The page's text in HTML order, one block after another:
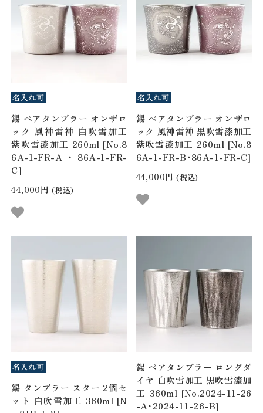
錫 ペアタンブラー オンザロ
ック 風神雷神 白吹雪加工
紫吹雪漆加工 260ml [No.8
6A-1-FR-A・86A-1-FR-
C]
44,000円 (税込)
錫 ペアタンブラー オンザロ
ック 風神雷神 黒吹雪漆加工
紫吹雪漆加工 260ml [No.8
6A-1-FR-B・86A-1-FR-C]
44,000円 (税込)
錫 タンブラー スター 2個セ
ット 白吹雪加工 360ml [N
錫 ペアタンブラー ロングダ
イヤ 白吹雪加工 黒吹雪漆加
工 360ml [No.2024-11-26
-A・2024-11-26-B]